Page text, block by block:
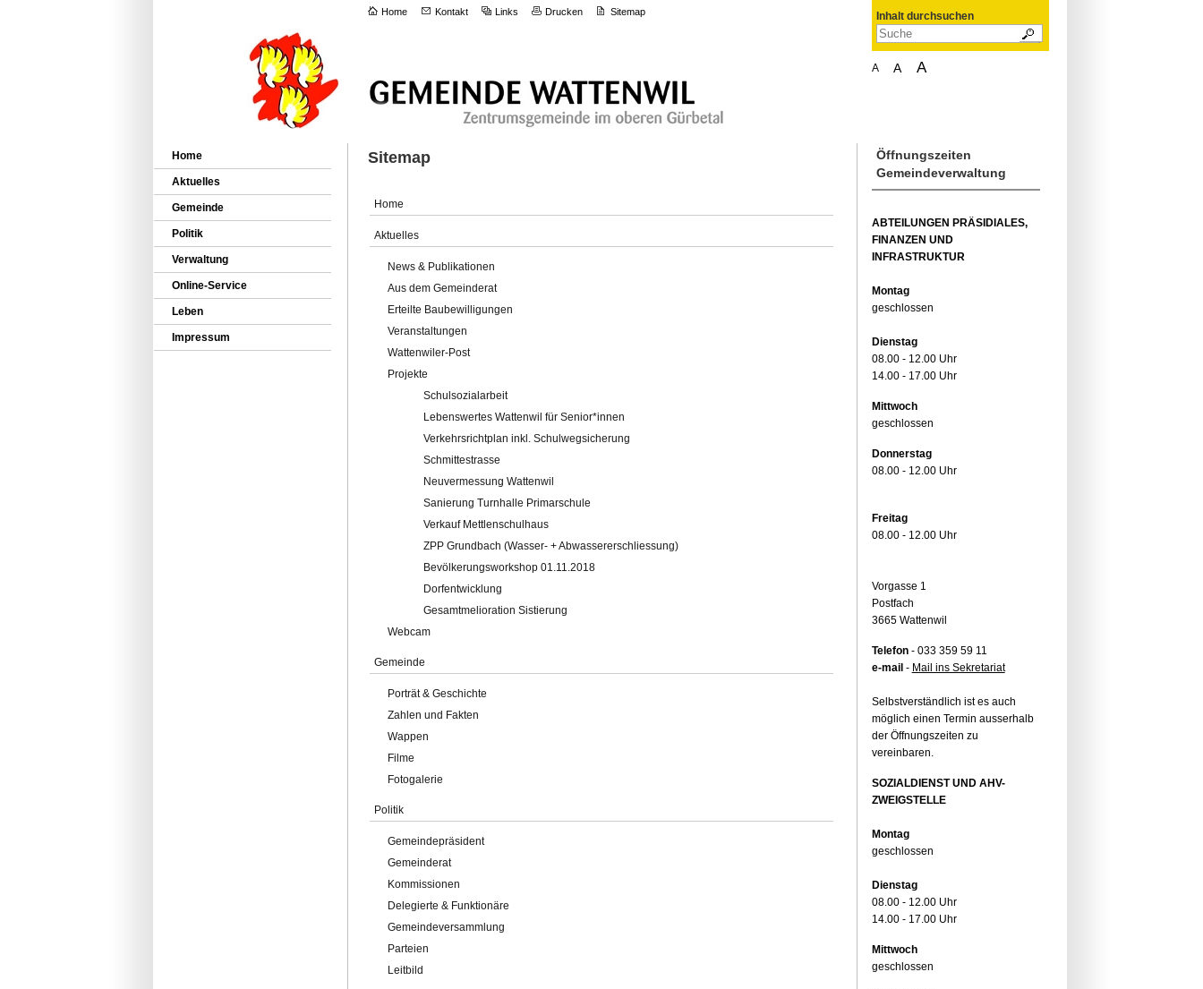
Home Kontakt Links Drucken Sitemap Inhalt durchsuchen
A A A
Home
Aktuelles
Gemeinde
Politik
Verwaltung
Online-Service
Leben
Impressum
Sitemap
Home
Aktuelles
News & Publikationen
Aus dem Gemeinderat
Erteilte Baubewilligungen
Veranstaltungen
Wattenwiler-Post
Projekte
Schulsozialarbeit
Lebenswertes Wattenwil für Senior*innen
Verkehrsrichtplan inkl. Schulwegsicherung
Schmittestrasse
Neuvermessung Wattenwil
Sanierung Turnhalle Primarschule
Verkauf Mettlenschulhaus
ZPP Grundbach (Wasser- + Abwassererschliessung)
Bevölkerungsworkshop 01.11.2018
Dorfentwicklung
Gesamtmelioration Sistierung
Webcam
Gemeinde
Porträt & Geschichte
Zahlen und Fakten
Wappen
Filme
Fotogalerie
Politik
Gemeindepräsident
Gemeinderat
Kommissionen
Delegierte & Funktionäre
Gemeindeversammlung
Parteien
Leitbild
Öffnungszeiten
Gemeindeverwaltung
ABTEILUNGEN PRÄSIDIALES,
FINANZEN UND
INFRASTRUKTUR
Montag
geschlossen
Dienstag
08.00 - 12.00 Uhr
14.00 - 17.00 Uhr
Mittwoch
geschlossen
Donnerstag
08.00 - 12.00 Uhr
Freitag
08.00 - 12.00 Uhr
Vorgasse 1
Postfach
3665 Wattenwil
Telefon- 033 359 59 11
e-mail - Mail ins Sekretariat
Selbstverständlich ist es auch
möglich einen Termin ausserhalb
der Öffnungszeiten zu
vereinbaren.
SOZIALDIENST UND AHV-
ZWEIGSTELLE
Montag
geschlossen
Dienstag
08.00 - 12.00 Uhr
14.00 - 17.00 Uhr
Mittwoch
geschlossen